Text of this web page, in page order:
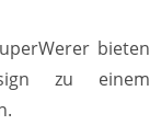
bieten
zu einem